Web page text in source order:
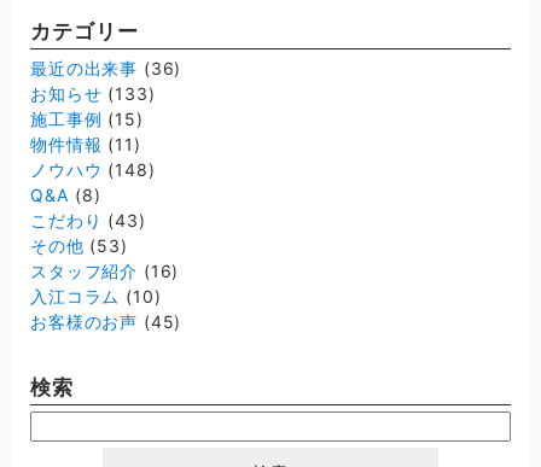
カテゴリー
最近の出来事 (36)
お知らせ (133)
施工事例 (15)
物件情報 (11)
ノウハウ (148)
Q&A (8)
こだわり (43)
その他 (53)
スタッフ紹介 (16)
入江コラム (10)
お客様のお声 (45)
検索
索: